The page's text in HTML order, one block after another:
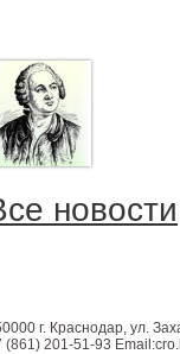
новости
г. Краснодар, ул.
(861) 201-51-93